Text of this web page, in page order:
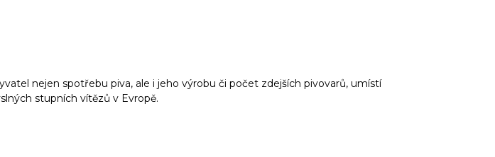
nejen spotřebu piva, ale i jeho výrobu či počet zdejších pivovarů, umístí
stupních vítězů v Evropě.